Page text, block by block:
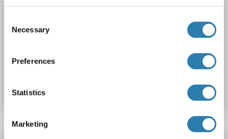
Selection
Necessary
Preferences
Statistics
Marketing
LIAS anticorps (AA 28-372) (HRP)
LIAS
Fiche technique